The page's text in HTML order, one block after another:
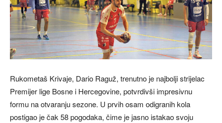
Rukometaš Krivaje, Dario Raguž, trenutno je najbolji strijelac
Premijer lige Bosne i Hercegovine, potvrdivši impresivnu
formu na otvaranju sezone. U prvih osam odigranih kola
postigao je čak 58 pogodaka, čime je jasno istakao svoju